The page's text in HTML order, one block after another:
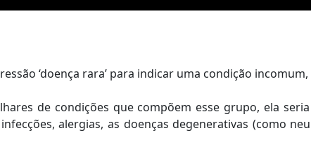
‘doença rara’ para indicar uma condição
de condições que compõem esse grupo, ela
alergias, as doenças degenerativas (como